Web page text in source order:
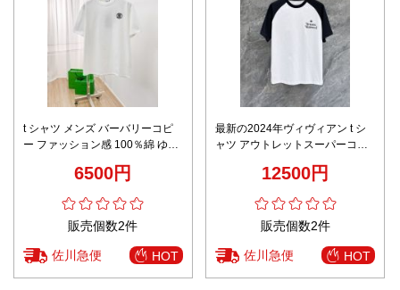
t シャツ メンズ バーバリーコピ
ー ファッション感 100％綿 ゆっ
6500円
販売個数2件
佐川急便 HOT
最新の2024年ヴィヴィアン t シ
ャツ アウトレットスーパーコピ
人気夏服 ホワイト
12500円
販売個数2件
佐川急便 HOT